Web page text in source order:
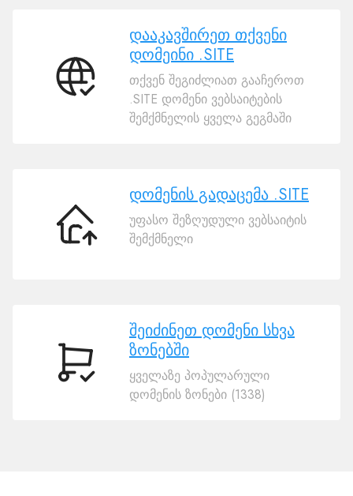
დააკავშირეთ
დააკავშირეთ თქვენი
დომეინი .SITE
თქვენ შეგიძლიათ გააჩეროთ
.SITE დომენი ვებსაიტების
შემქმნელის ყველა გეგმაში
დომენის
გადაცემა
დომენის გადაცემა .SITE
უფასო შეზღუდული ვებსაიტის
შემქმნელი
შეიძინეთ
შეიძინეთ დომენი სხვა
ზონებში
ყველაზე პოპულარული
დომენის ზონები (1338)